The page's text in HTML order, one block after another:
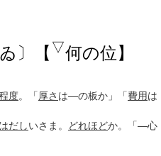
〕【 ▽何の位】
度。「 厚さ は―の板か」「費用は
だしいさま。 どれほどか。「―心